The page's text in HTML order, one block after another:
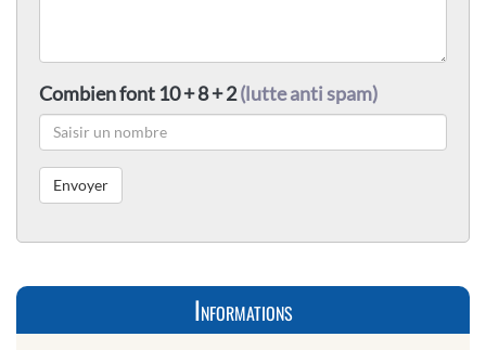
Combien font 10 + 8 + 2(lutte anti spam)
Informations